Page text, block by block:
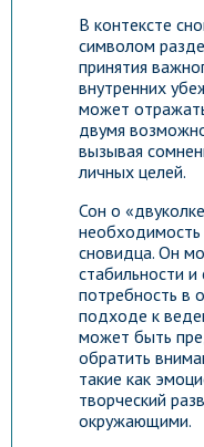
В контексте
символом
принятия
внутренних
может
двумя
вызывая
личных целей.
Сон о
необходимость
сновидца. Он
стабильности
потребность в
подходе к
может быть
обратить
такие как
творческий
окружающими.